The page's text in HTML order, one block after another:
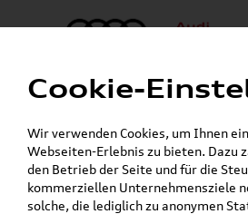
Menü
24h-Pannenhilfe:+49 (0)171 / 870 72
Öffnet in 0 Minuten
Verkauf:
Mo. - Fr. 08:00 - 19:00 Uhr Sa.
Service:Mo. - Fr. 06:00 - 20:00 Uhr Sa.
Cookie-
Wir verwenden Cookies, um Ihnen
Webseiten-Erlebnis zu bieten. Dazu
den Betrieb der Seite und für die
kommerziellen Unternehmensziele
solche, die lediglich zu anonymen